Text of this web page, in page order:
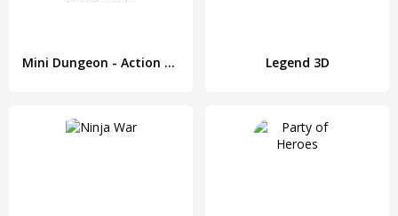
Mini Dungeon - Action RPG Legend 3D